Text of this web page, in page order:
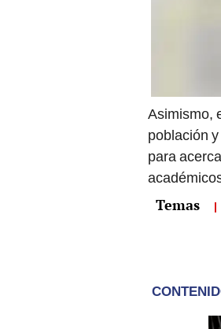
Asimismo,
población
para